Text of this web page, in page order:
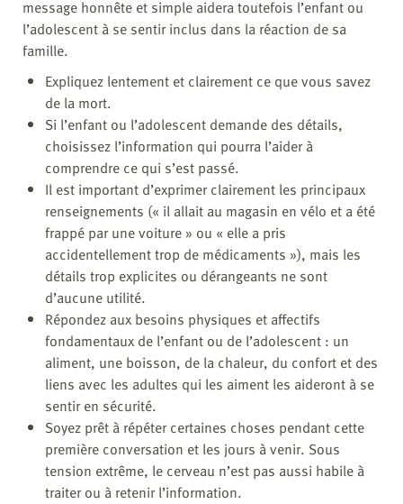
message honnête et simple aidera toutefois l’enfant ou
l’adolescent à se sentir inclus dans la réaction de sa
famille.
Expliquez lentement et clairement ce que vous savez
de la mort.
Si l’enfant ou l’adolescent demande des détails,
choisissez l’information qui pourra l’aider à
comprendre ce qui s’est passé.
Il est important d’exprimer clairement les principaux
renseignements (« il allait au magasin en vélo et a été
frappé par une voiture » ou « elle a pris
accidentellement trop de médicaments »), mais les
détails trop explicites ou dérangeants ne sont
d’aucune utilité.
Répondez aux besoins physiques et affectifs
fondamentaux de l’enfant ou de l’adolescent : un
aliment, une boisson, de la chaleur, du confort et des
liens avec les adultes qui les aiment les aideront à se
sentir en sécurité.
Soyez prêt à répéter certaines choses pendant cette
première conversation et les jours à venir. Sous
tension extrême, le cerveau n’est pas aussi habile à
traiter ou à retenir l’information.